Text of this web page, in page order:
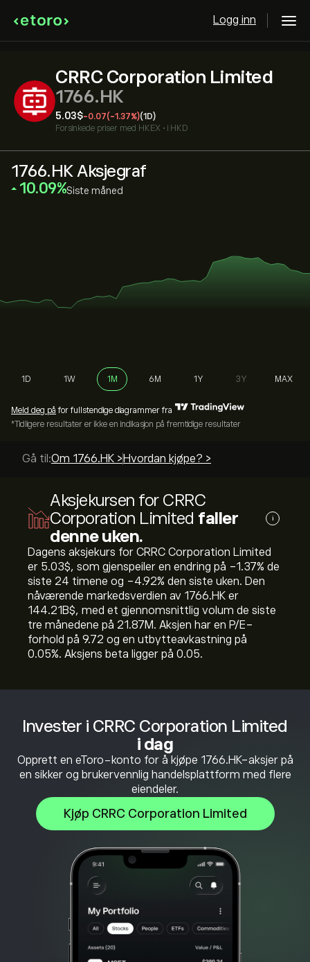
Logg inn
CRRC Corporation Limited
1766.HK
5.03‎$‎-0.07(-1.37%)(1D)
Forsinkede priser med HKEX • i HKD
Invester i CRRC Corporation Limited
i dag
Opprett en eToro-konto for å kjøpe 1766.HK-aksjer på
en sikker og brukervennlig handelsplattform med flere
eiendeler.
Kjøp CRRC Corporation Limited
1766.HK Aksjegraf
‎10.09‎ Siste måned
1D 1W 1M 6M 1Y 3Y MAX
Meld deg på for fullstendige diagrammer fra
*Tidligere resultater er ikke en indikasjon på fremtidige resultater
Gå til:Om 1766.HK > Hvordan kjøpe? >
Aksjekursen for CRRC
Corporation Limited faller
denne uken.
i
Dagens aksjekurs for CRRC Corporation Limited
er 5.03‎$‎, som gjenspeiler en endring på ‎-1.37‎% de
siste 24 timene og ‎-4.92‎% den siste uken. Den
nåværende markedsverdien av 1766.HK er
144.21B‎$‎, med et gjennomsnittlig volum de siste
tre månedene på 21.87M. Aksjen har en P/E-
forhold på 9.72 og en utbytteavkastning på
0.05%. Aksjens beta ligger på 0.05.